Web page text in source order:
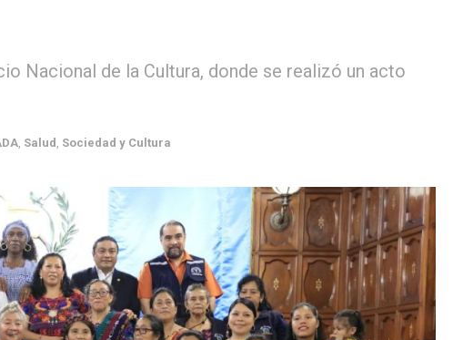
Nacional de la Cultura, donde se realizó un acto
Salud Sociedad y Cultura